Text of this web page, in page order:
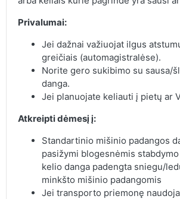
Privalumai:
Jei dažnai važiuojat ilgus
greičiais (automagistralėse).
Norite gero sukibimo su sausa/
danga.
Jei planuojate keliauti į pietų ar
Atkreipti dėmesį į:
Standartinio mišinio padangos
pasižymi blogesnėmis
kelio danga padengta sniegu/
minkšto mišinio padangomis
Jei transporto priemonę